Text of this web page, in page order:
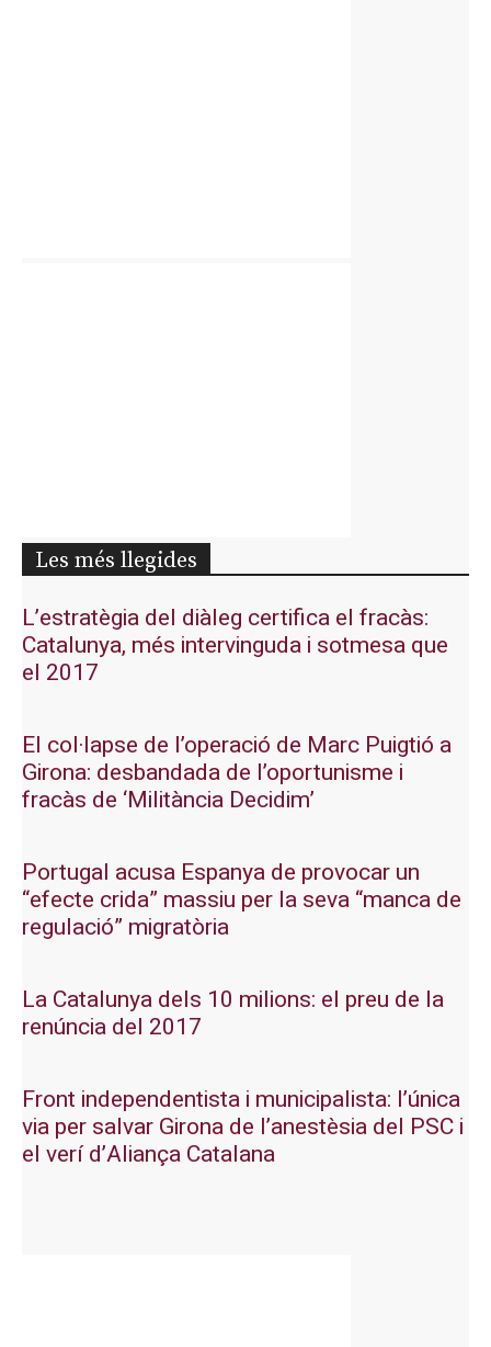
Les més llegides
L’estratègia del diàleg certifica el fracàs:
Catalunya, més intervinguda i sotmesa que
el 2017
El col·lapse de l’operació de Marc Puigtió a
Girona: desbandada de l’oportunisme i
fracàs de ‘Militància Decidim’
Portugal acusa Espanya de provocar un
“efecte crida” massiu per la seva “manca de
regulació” migratòria
La Catalunya dels 10 milions: el preu de la
renúncia del 2017
Front independentista i municipalista: l’única
via per salvar Girona de l’anestèsia del PSC i
el verí d’Aliança Catalana